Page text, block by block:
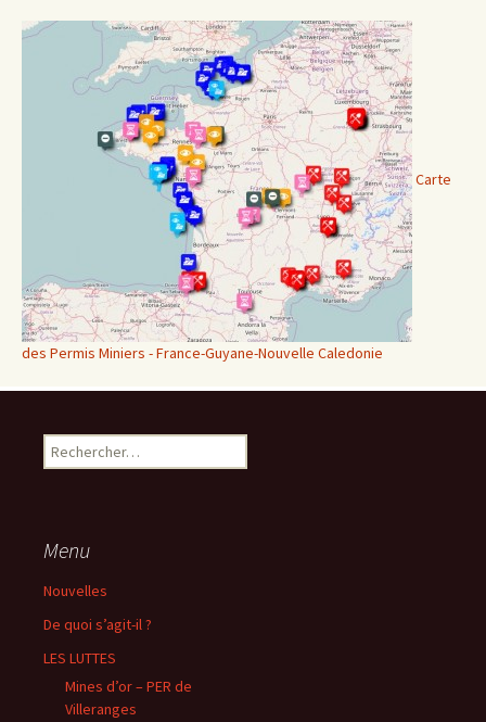
Carte
des Permis Miniers - France-Guyane-Nouvelle Caledonie
Rechercher :
Menu
Nouvelles
De quoi s’agit-il ?
LES LUTTES
Mines d’or – PER de
Villeranges